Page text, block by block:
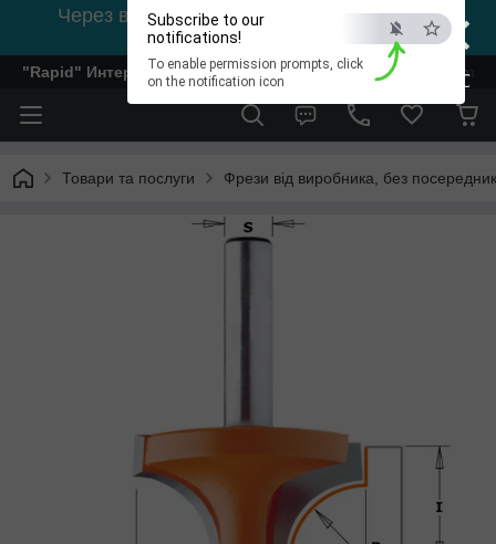
×
ESC
Subscribe to our
notifications!
To enable permission prompts, click
on the notification icon
Через відсутність світла, зв'язок на viber
0978002056
"Rapid" Интернет-магазин деревообрабатывающего
Товари та послуги Фрези від виробника, без